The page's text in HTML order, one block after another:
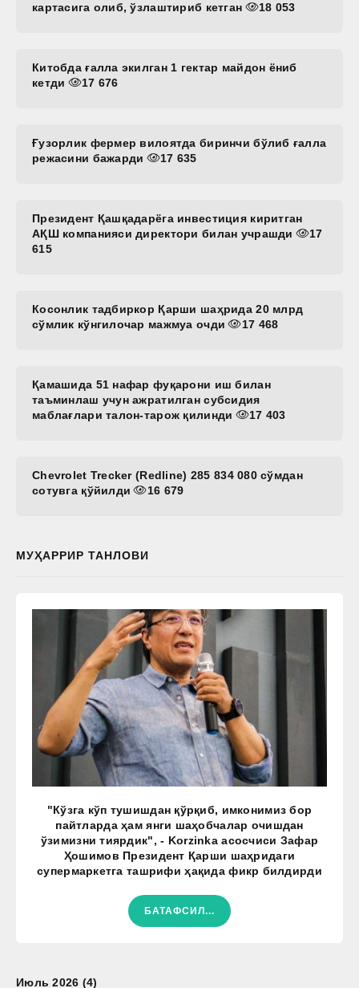
картасига олиб, ўзлаштириб кетган
18 053
Китобда ғалла экилган 1 гектар майдон ёниб
кетди
17 676
Ғузорлик фермер вилоятда биринчи бўлиб ғалла
режасини бажарди
17 635
Президент Қашқадарёга инвестиция киритган
АҚШ компанияси директори билан учрашди
17
615
Косонлик тадбиркор Қарши шаҳрида 20 млрд
сўмлик кўнгилочар мажмуа очди
17 468
Қамашида 51 нафар фуқарони иш билан
таъминлаш учун ажратилган субсидия
маблағлари талон-тарож қилинди
17 403
Chevrolet Trecker (Redline) 285 834 080 сўмдан
сотувга қўйилди
16 679
МУҲАРРИР ТАНЛОВИ
"Кўзга кўп тушишдан қўрқиб, имконимиз бор
пайтларда ҳам янги шаҳобчалар очишдан
ўзимизни тиярдик", - Korzinka асосчиси Зафар
Ҳошимов Президент Қарши шаҳридаги
супермаркетга ташрифи ҳақида фикр билдирди
БАТАФСИЛ...
Июль 2026 (4)